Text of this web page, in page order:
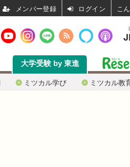
ミツカル学び ミツカル教
大学受験 by 東進
ログイン こ